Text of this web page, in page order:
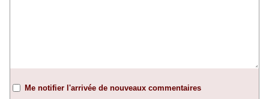
Me notifier l'arrivée de nouveaux commentaires